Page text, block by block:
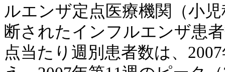
ルエンザ定点医療機関（小
断されたインフルエンザ患
点当たり週別患者数は、